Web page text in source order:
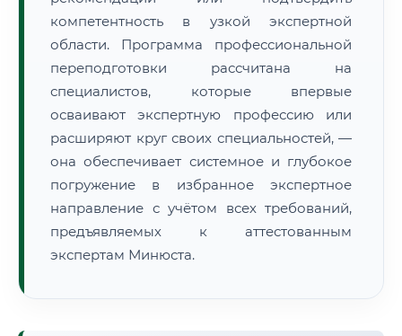
компетентность в узкой экспертной
области. Программа профессиональной
переподготовки рассчитана на
специалистов, которые впервые
осваивают экспертную профессию или
расширяют круг своих специальностей, —
она обеспечивает системное и глубокое
погружение в избранное экспертное
направление с учётом всех требований,
предъявляемых к аттестованным
экспертам Минюста.